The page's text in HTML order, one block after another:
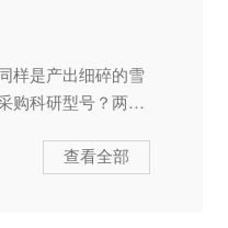
样是产出细碎的雪
购科研型号？两者
查看全部